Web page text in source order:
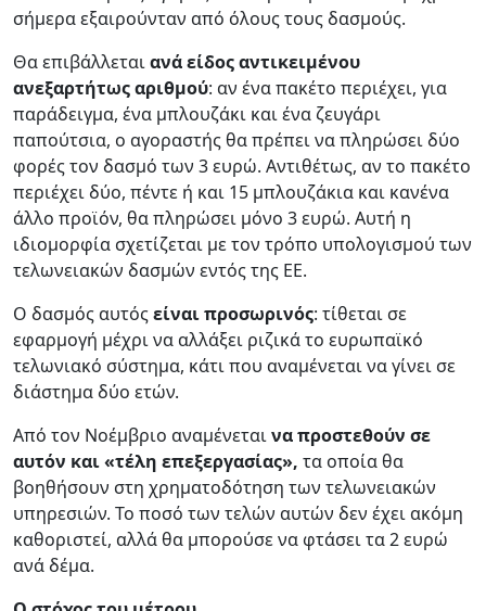
σήμερα εξαιρούνταν από όλους τους δασμούς.
Θα επιβάλλεταιανά είδος αντικειμένου
ανεξαρτήτως αριθμού: αν ένα πακέτο περιέχει, για
παράδειγμα, ένα μπλουζάκι και ένα ζευγάρι
παπούτσια, ο αγοραστής θα πρέπει να πληρώσει δύο
φορές τον δασμό των 3 ευρώ. Αντιθέτως, αν το πακέτο
περιέχει δύο, πέντε ή και 15 μπλουζάκια και κανένα
άλλο προϊόν, θα πληρώσει μόνο 3 ευρώ. Αυτή η
ιδιομορφία σχετίζεται με τον τρόπο υπολογισμού των
τελωνειακών δασμών εντός της ΕΕ.
Ο δασμός αυτόςείναι προσωρινός: τίθεται σε
εφαρμογή μέχρι να αλλάξει ριζικά το ευρωπαϊκό
τελωνιακό σύστημα, κάτι που αναμένεται να γίνει σε
διάστημα δύο ετών.
Από τον Νοέμβριο αναμένεταινα προστεθούν σε
αυτόν και «τέλη επεξεργασίας», τα οποία θα
βοηθήσουν στη χρηματοδότηση των τελωνειακών
υπηρεσιών. Το ποσό των τελών αυτών δεν έχει ακόμη
καθοριστεί, αλλά θα μπορούσε να φτάσει τα 2 ευρώ
ανά δέμα.